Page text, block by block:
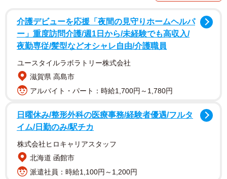
介護デビューを応援「夜間の見守りホームヘルパ
ー」重度訪問介護/週1日から/未経験でも高収入/
夜勤専従/髪型などオシャレ自由/介護職員
ユースタイルラボラトリー株式会社
滋賀県 高島市
アルバイト・パート：時給1,700円～1,780円
日曜休み/整形外科の医療事務/経験者優遇/フルタ
イム/日勤のみ/駅チカ
株式会社ヒロキャリアスタッフ
北海道 函館市
派遣社員：時給1,100円～1,200円